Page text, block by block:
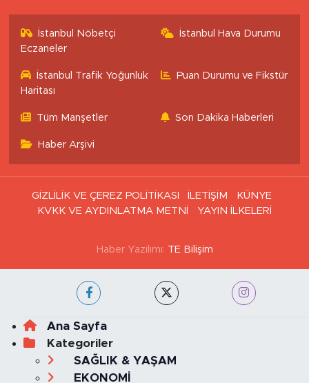
İstanbul Nöbetçi
Eczaneler
İstanbul Hava Durumu
İstanbul Trafik Yoğunluk
Haritası
Puan Durumu ve Fikstür
Tüm Manşetler Son Dakika Haberleri
Haber Arşivi
GİZLİLİK VE ÇEREZ POLİTİKASI İLETİŞİM
KÜNYE
KVKK VE AYDINLATMA METNİ
YAYIN İLKELERİ
Haber Yazılımı: TE Bilişim
Ana Sayfa
Kategoriler
SAĞLIK & YAŞAM
EKONOMİ